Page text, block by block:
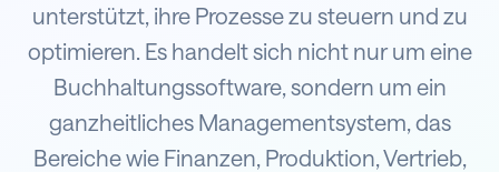
unterstützt, ihre Prozesse zu steuern und zu
optimieren. Es handelt sich nicht nur um eine
Buchhaltungssoftware, sondern um ein
ganzheitliches Managementsystem, das
Bereiche wie Finanzen, Produktion, Vertrieb,